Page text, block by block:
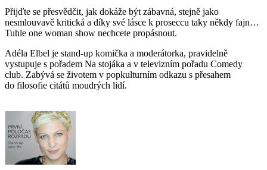
Přijďte se přesvědčit, jak dokáže být zábavná, stejně jako
nesmlouvavě kritická a díky své lásce k proseccu taky někdy fajn…
Tuhle one woman show nechcete propásnout.
Adéla Elbel je stand-up komička a moderátorka, pravidelně
vystupuje s pořadem Na stojáka a v televizním pořadu Comedy
club. Zabývá se životem v popkulturním odkazu s přesahem
do filosofie citátů moudrých lidí.